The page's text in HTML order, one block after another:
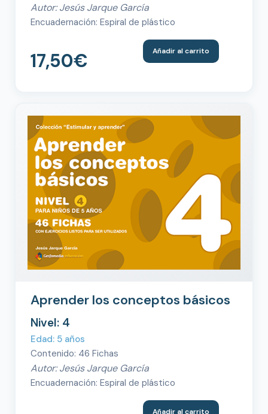
Autor: Jesús Jarque García
Encuadernación: Espiral de plástico
17,50€ Añadir al carrito
Aprender los conceptos básicos
Nivel: 4
Edad: 5 años
Contenido: 46 Fichas
Autor: Jesús Jarque García
Encuadernación: Espiral de plástico
Añadir al carrito